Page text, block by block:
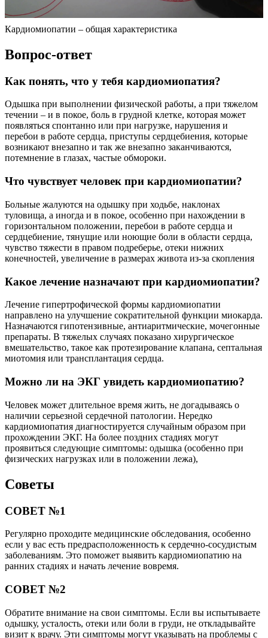
Кардиомиопатии – общая характеристика
Вопрос-ответ
Как понять, что у тебя кардиомиопатия?
Одышка при выполнении физической работы, а при тяжелом
течении – и в покое, боль в грудной клетке, которая может
появляться спонтанно или при нагрузке, нарушения и
перебои в работе сердца, приступы сердцебиения, которые
возникают внезапно и так же внезапно заканчиваются,
потемнение в глазах, частые обмороки.
Что чувствует человек при кардиомиопатии?
Больные жалуются на одышку при ходьбе, наклонах
туловища, а иногда и в покое, особенно при нахождении в
горизонтальном положении, перебои в работе сердца и
сердцебиение, тянущие или ноющие боли в области сердца,
чувство тяжести в правом подреберье, отеки нижних
конечностей, увеличение в размерах живота из-за скопления
Какое лечение назначают при кардиомиопатии?
Лечение гипертрофической формы кардиомиопатии
направлено на улучшение сократительной функции миокарда.
Назначаются гипотензивные, антиаритмические, мочегонные
препараты. В тяжелых случаях показано хирургическое
вмешательство, такое как протезирование клапана, септальная
миотомия или трансплантация сердца.
Можно ли на ЭКГ увидеть кардиомиопатию?
Человек может длительное время жить, не догадываясь о
наличии серьезной сердечной патологии. Нередко
кардиомиопатия диагностируется случайным образом при
прохождении ЭКГ. На более поздних стадиях могут
проявиться следующие симптомы: одышка (особенно при
физических нагрузках или в положении лежа),
Советы
СОВЕТ №1
Регулярно проходите медицинские обследования, особенно
если у вас есть предрасположенность к сердечно-сосудистым
заболеваниям. Это поможет выявить кардиомиопатию на
ранних стадиях и начать лечение вовремя.
СОВЕТ №2
Обратите внимание на свои симптомы. Если вы испытываете
одышку, усталость, отеки или боли в груди, не откладывайте
визит к врачу. Эти симптомы могут указывать на проблемы с